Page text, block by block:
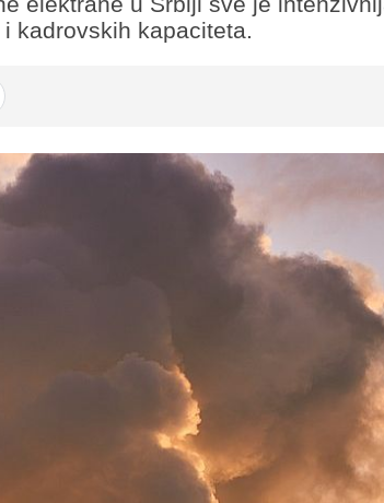
kadrovskih kapaciteta.